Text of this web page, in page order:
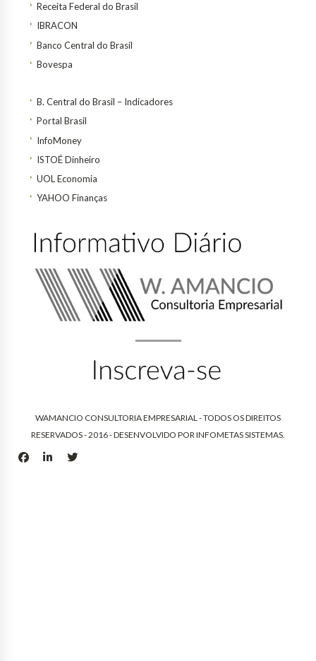
Receita Federal do Brasil
IBRACON
Banco Central do Brasil
Bovespa
B. Central do Brasil – Indicadores
Portal Brasil
InfoMoney
ISTOÉ Dinheiro
UOL Economia
YAHOO Finanças
WAMANCIO CONSULTORIA EMPRESARIAL - TODOS OS DIREITOS
RESERVADOS - 2016 - DESENVOLVIDO POR INFOMETAS SISTEMAS